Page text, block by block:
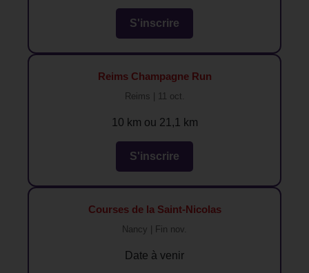
S'inscrire
Reims Champagne Run
Reims | 11 oct.
10 km ou 21,1 km
S'inscrire
Courses de la Saint-Nicolas
Nancy | Fin nov.
Date à venir